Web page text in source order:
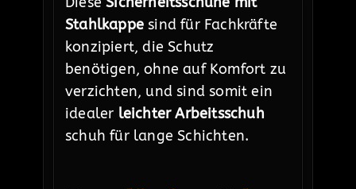
Stahlkappesind für Fachkräfte
konzipiert, die Schutz
benötigen, ohne auf Komfort zu
verzichten, und sind somit ein
idealer leichter Arbeitsschuh
schuh für lange Schichten.